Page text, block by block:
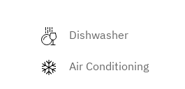
Dishwasher
Air Conditioning